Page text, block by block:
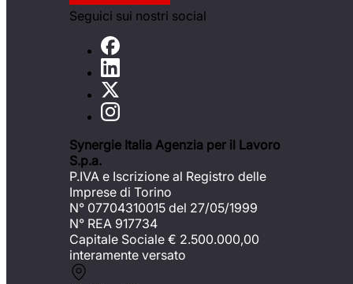
Seguici sui nostri social
Synergie Italia Agenzia per il Lavoro
S.p.a.
P.IVA e Iscrizione al Registro delle
Imprese di Torino
N° 07704310015 del 27/05/1999
N° REA 917734
Capitale Sociale € 2.500.000,00
interamente versato